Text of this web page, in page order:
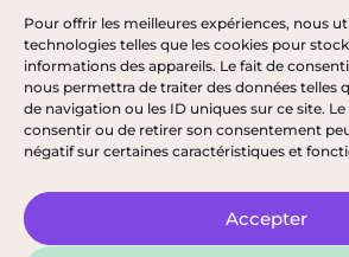
Pour offrir les meilleures expériences, nous
technologies telles que les cookies pour
informations des appareils. Le fait de
nous permettra de traiter des données telles
de navigation ou les ID uniques sur ce site.
consentir ou de retirer son consentement
négatif sur certaines caractéristiques et
Accepter
bureau 215, G2E 5G3
Bureau à Alma : 193 Bd de
Politique de confidentialité|Permis de